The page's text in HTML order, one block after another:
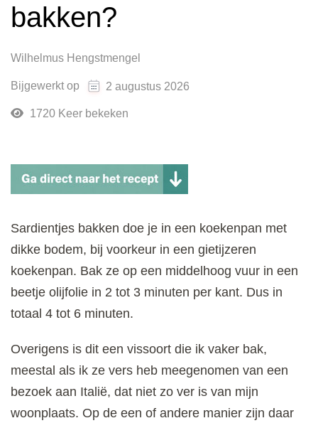
bakken?
Wilhelmus Hengstmengel
Bijgewerkt op 2 augustus 2026
1720 Keer bekeken
Sardientjes bakken doe je in een koekenpan met
dikke bodem, bij voorkeur in een gietijzeren
koekenpan. Bak ze op een middelhoog vuur in een
beetje olijfolie in 2 tot 3 minuten per kant. Dus in
totaal 4 tot 6 minuten.
Overigens is dit een vissoort die ik vaker bak,
meestal als ik ze vers heb meegenomen van een
bezoek aan Italië, dat niet zo ver is van mijn
woonplaats. Op de een of andere manier zijn daar